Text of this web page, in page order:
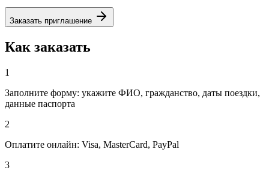
Заказать приглашение
Как заказать
1
Заполните форму: укажите ФИО, гражданство, даты поездки,
данные паспорта
2
Оплатите онлайн: Visa, MasterCard, PayPal
3